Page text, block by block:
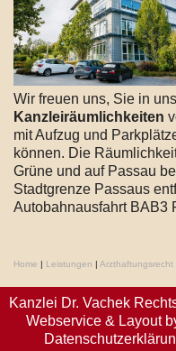
Wir freuen uns, Sie in
Kanzleiräumlichkeiten
mit Aufzug und
können. Die
Grüne und auf Passau
Stadtgrenze Passaus
Autobahnausfahrt BAB3
Home | Leistungen | Arzthaftungsrecht
Kanzlei Dr. Vachek
Webservice & Layout